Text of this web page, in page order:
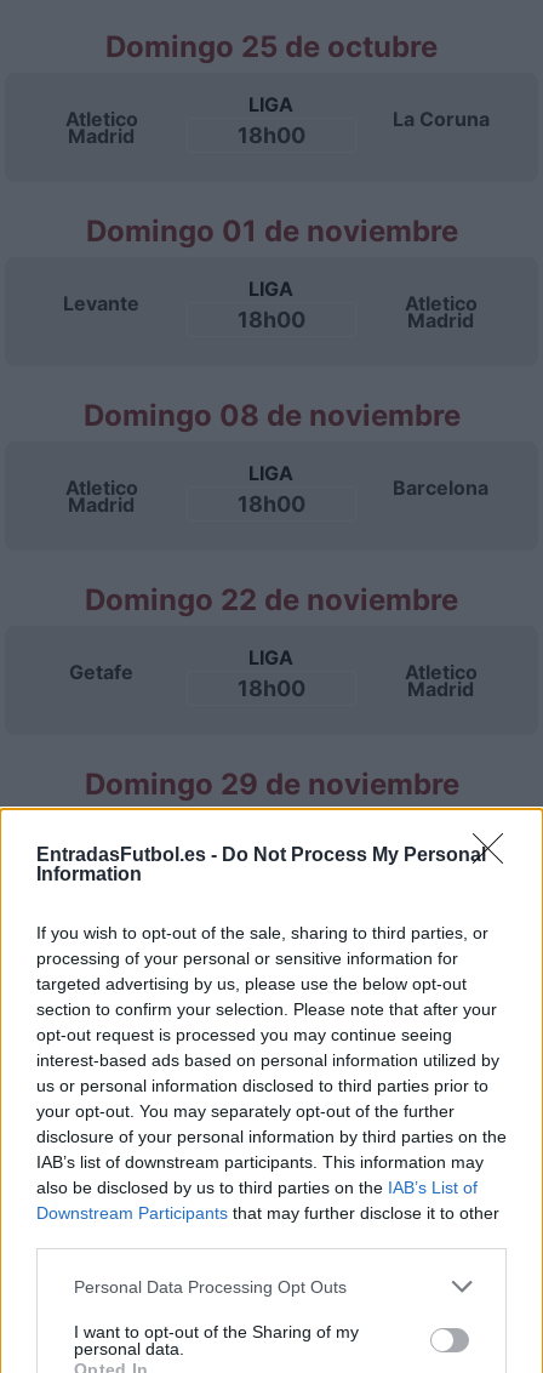
EntradasFutbol.es - Do Not Process My Personal
Information
If you wish to opt-out of the sale, sharing to third parties, or
processing of your personal or sensitive information for
targeted advertising by us, please use the below opt-out
section to confirm your selection. Please note that after your
opt-out request is processed you may continue seeing
interest-based ads based on personal information utilized by
us or personal information disclosed to third parties prior to
your opt-out. You may separately opt-out of the further
disclosure of your personal information by third parties on the
IAB’s list of downstream participants. This information may
also be disclosed by us to third parties on the IAB’s List of
Downstream Participants that may further disclose it to other
Please note that this website/app uses one or more Google
not limited to your visit or usage behaviour. You may click to
grant or deny consent to Google and its third-party tags to
Personal Data Processing Opt Outs
I want to opt-out of the Sharing of my
personal data.
Domingo 25 de octubre
Atletico
Madrid
LIGA
18h00
La Coruna
Domingo 01 de noviembre
Levante
LIGA
18h00
Atletico
Madrid
Domingo 08 de noviembre
Atletico
Madrid
LIGA
18h00
Barcelona
Domingo 22 de noviembre
Getafe
LIGA
18h00
Atletico
Madrid
Domingo 29 de noviembre
Elche
LIGA
Atletico
Domingo 06 de diciembre
Atletico
Madrid
LIGA
18h00
Betis Sevilla
Domingo 13 de diciembre
Atletico
Madrid
LIGA
Valencia
Domingo 20 de diciembre